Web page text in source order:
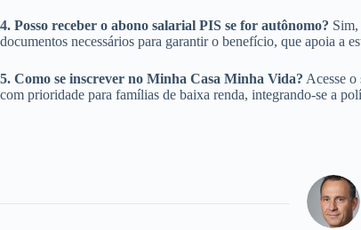
4. Posso receber o abono salarial PIS se for autônomo?
documentos necessários para garantir o benefício, que apoia a
5. Como se inscrever no Minha Casa Minha Vida? Acesse
com prioridade para famílias de baixa renda, integrando-se a